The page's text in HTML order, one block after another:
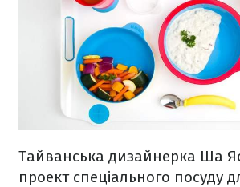
Тайванська дизайнерка Ша
проект спеціального посуду